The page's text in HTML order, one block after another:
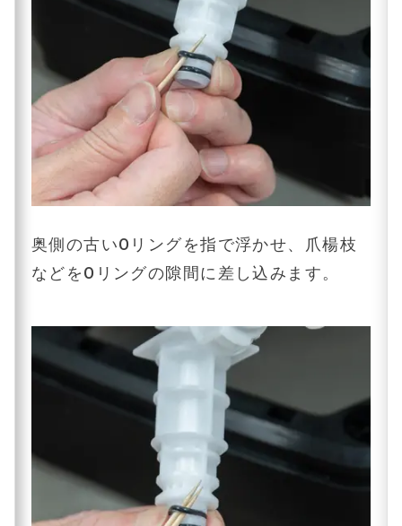
奥側の古いOリングを指で浮かせ、爪楊枝
などをOリングの隙間に差し込みます。